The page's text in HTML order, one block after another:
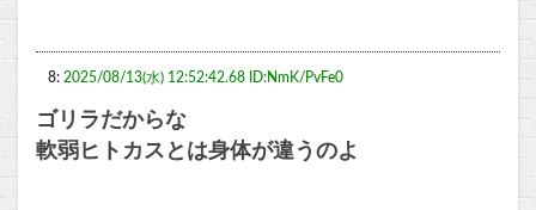
8: 2025/08/13(水) 12:52:42.68 ID:NmK/PvFe0
ゴリラだからな
軟弱ヒトカスとは身体が違うのよ